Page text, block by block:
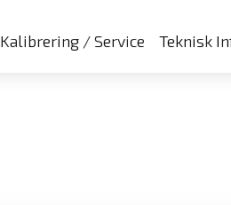
Kalibrering / Service Teknisk